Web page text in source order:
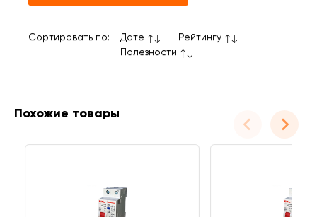
Сортировать по: Дате
Рейтингу
Полезности
Похожие товары